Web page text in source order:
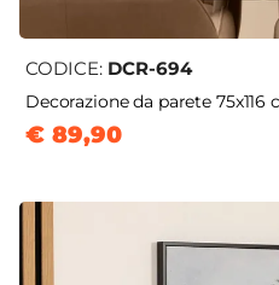
CODICE: DCR-694
Decorazione da parete
€ 89,90